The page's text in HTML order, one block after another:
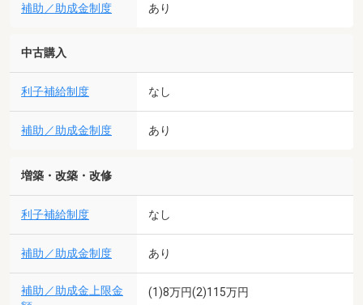
補助／助成金制度 あり
中古購入
利子補給制度 なし
補助／助成金制度 あり
増築・改築・改修
利子補給制度 なし
補助／助成金制度 あり
補助／助成金上限金
(1)8万円(2)115万円